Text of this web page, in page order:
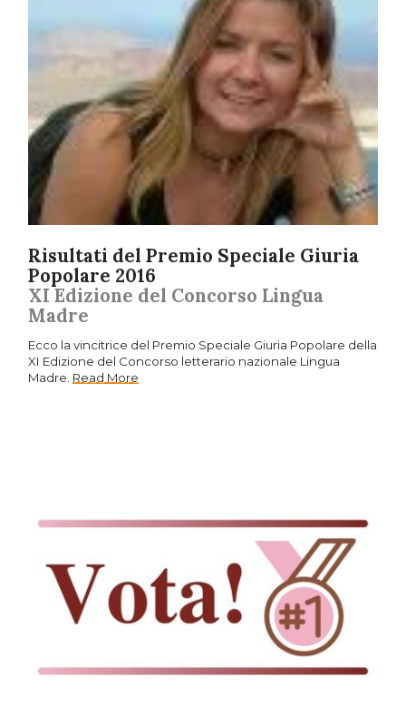
Risultati del Premio Speciale Giuria
Popolare 2016
XI Edizione del Concorso Lingua
Madre
Ecco la vincitrice del Premio Speciale Giuria Popolare della
XI Edizione del Concorso letterario nazionale Lingua
Madre. Read More